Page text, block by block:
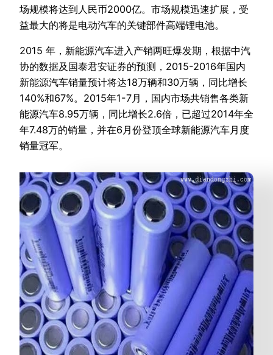
场规模将达到人民币2000亿。市场规模迅速扩展，受
益最大的将是电动汽车的关键部件高端锂电池。
2015 年，新能源汽车进入产销两旺爆发期，根据中汽
协的数据及国泰君安证券的预测，2015-2016年国内
新能源汽车销量预计将达18万辆和30万辆，同比增长
140%和67%。2015年1-7月，国内市场共销售各类新
能源汽车8.95万辆，同比增长2.6倍，已超过2014年全
年7.48万的销量，并在6月份登顶全球新能源汽车月度
销量冠军。